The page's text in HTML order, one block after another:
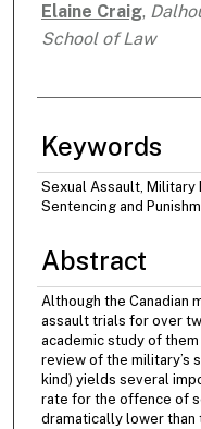
Authors
Elaine Craig,
School of Law
Keywords
Sexual Assault, Military
Sentencing and
Abstract
Although the Canadian
assault trials for over
academic study of
review of the military’s
kind) yields several
rate for the offence of
dramatically lower than